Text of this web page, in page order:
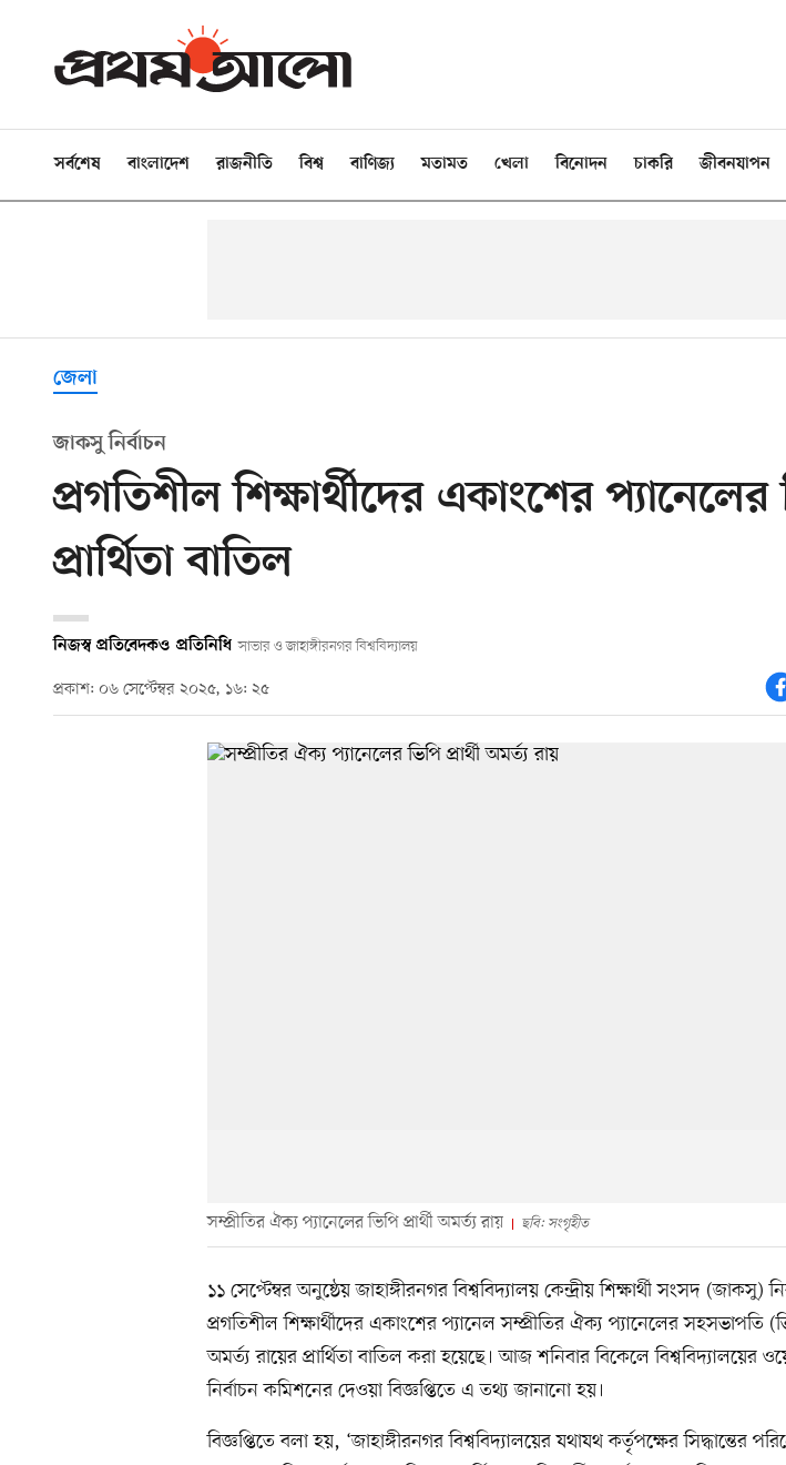
সর্বশেষ বাংলাদেশ রাজনীতি বিশ্ব বাণিজ্য মতামত খেলা বিনোদন চাকরি জীবনযাপন
জেলা
জাকসু নির্বাচন
প্রগতিশীল শিক্ষার্থীদের একাংশের প্যানেলের
প্রার্থিতা বাতিল
নিজস্ব প্রতিবেদকও প্রতিনিধি সাভার ও জাহাঙ্গীরনগর বিশ্ববিদ্যালয়
প্রকাশ: ০৬ সেপ্টেম্বর ২০২৫, ১৬: ২৫
সম্প্রীতির ঐক্য প্যানেলের ভিপি প্রার্থী অমর্ত্য রায় ছবি: সংগৃহীত
১১ সেপ্টেম্বর অনুষ্ঠেয় জাহাঙ্গীরনগর বিশ্ববিদ্যালয় কেন্দ্রীয় শিক্ষার্থী সংসদ (জাকসু)
প্রগতিশীল শিক্ষার্থীদের একাংশের প্যানেল সম্প্রীতির ঐক্য প্যানেলের সহসভাপতি
অমর্ত্য রায়ের প্রার্থিতা বাতিল করা হয়েছে। আজ শনিবার বিকেলে বিশ্ববিদ্যালয়ের
নির্বাচন কমিশনের দেওয়া বিজ্ঞপ্তিতে এ তথ্য জানানো হয়।
বিজ্ঞপ্তিতে বলা হয়, ‘জাহাঙ্গীরনগর বিশ্ববিদ্যালয়ের যথাযথ কর্তৃপক্ষের সিদ্ধান্তের